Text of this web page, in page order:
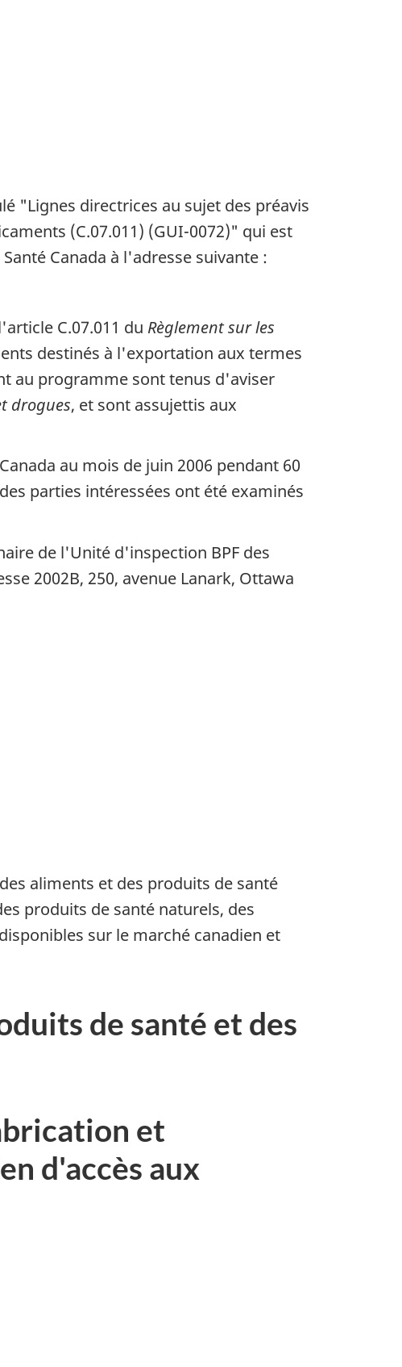
"Lignes directrices au sujet des préavis
(C.07.011) (GUI-0072)" qui est
Canada à l'adresse suivante :
C.07.011 du Règlement sur les
destinés à l'exportation aux termes
au programme sont tenus d'aviser
drogues, et sont assujettis aux
au mois de juin 2006 pendant 60
parties intéressées ont été examinés
de l'Unité d'inspection BPF des
2002B, 250, avenue Lanark, Ottawa
aliments et des produits de santé
produits de santé naturels, des
sur le marché canadien et
de santé et des
et
d'accès aux